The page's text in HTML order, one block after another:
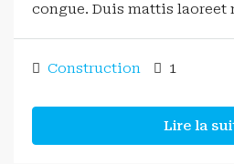
congue. Duis mattis laoreet
Construction 1
Lire la